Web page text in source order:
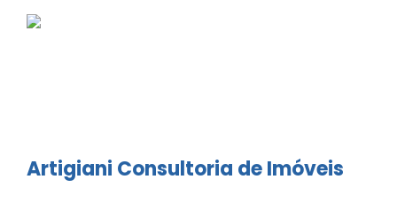
Artigiani Consultoria de Imóveis